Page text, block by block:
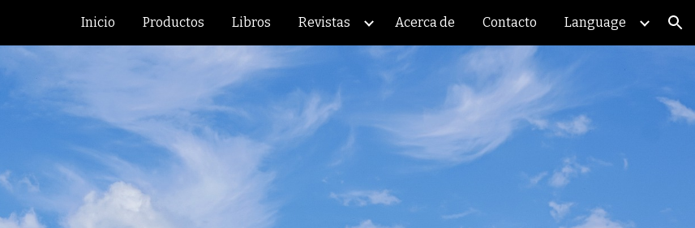
Skip to navigation
Inicio Productos Libros Revistas Acerca de Contacto Language